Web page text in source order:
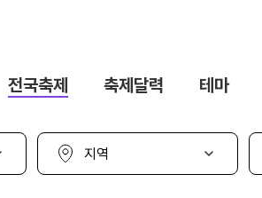
전국축제 축제달력 테마
지
선
카
고